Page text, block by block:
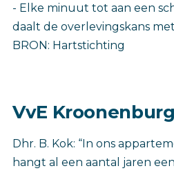
- Elke minuut tot aan een
daalt de overlevingskans met
BRON: Hartstichting
VvE
Dhr. B. Kok: “In ons
hangt al een aantal jaren